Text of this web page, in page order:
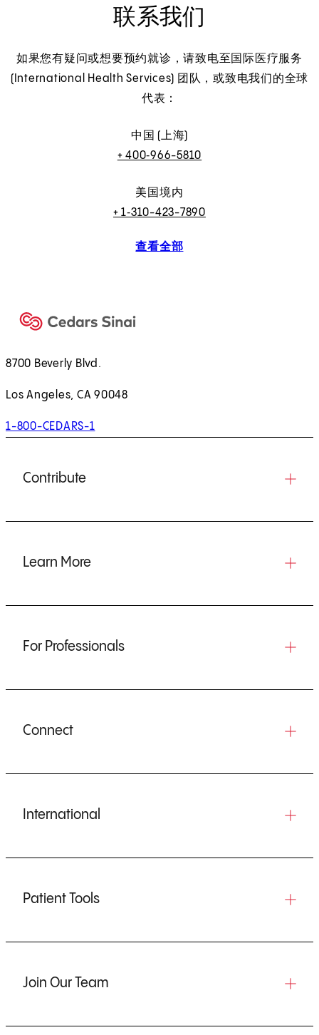
联系我们
如果您有疑问或想要预约就诊，请致电至国际医疗服务
(International Health Services) 团队，或致电我们的全球
代表：
中国 (上海)
+ 400‑966-5810
美国境内
+ 1‑310-423-7890
查看全部
8700 Beverly Blvd.
Los Angeles, CA 90048
1-800-CEDARS-1
Contribute
Learn More
For Professionals
Connect
International
Patient Tools
Join Our Team